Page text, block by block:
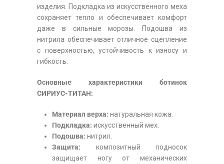
изделия. Подкладка из искусственного меха
сохраняет тепло и обеспечивает комфорт
даже в сильные морозы. Подошва из
нитрила обеспечивает отличное сцепление
с поверхностью, устойчивость к износу и
гибкость.
Основные характеристики ботинок
СИРИУС-ТИТАН:
Материал верха: натуральная кожа.
Подкладка: искусственный мех.
Подошва: нитрил.
Защита: композитный подносок
защищает ногу от механических